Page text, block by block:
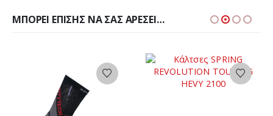
ΜΠΟΡΕΊ ΕΠΊΣΗΣ ΝΑ ΣΑΣ ΑΡΈΣΕΙ…
Αυτό το προϊόν έχει πολλαπλές παραλλαγές. Οι επιλογές μπορούν να επιλεγούν στη σελίδα του προϊόντος